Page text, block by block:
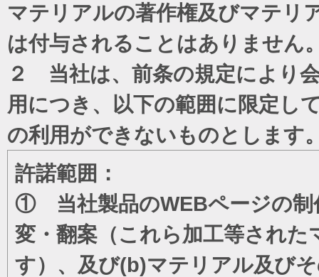
マテリアルの著作権及びマテリ
は付与されることはありません
２ 当社は、前条の規定により
用につき、以下の範囲に限定し
の利用ができないものとします
許諾範囲：
① 当社製品のWEBページの制
変・翻案（これら加工等され
す）、及び(b)マテリアル及び